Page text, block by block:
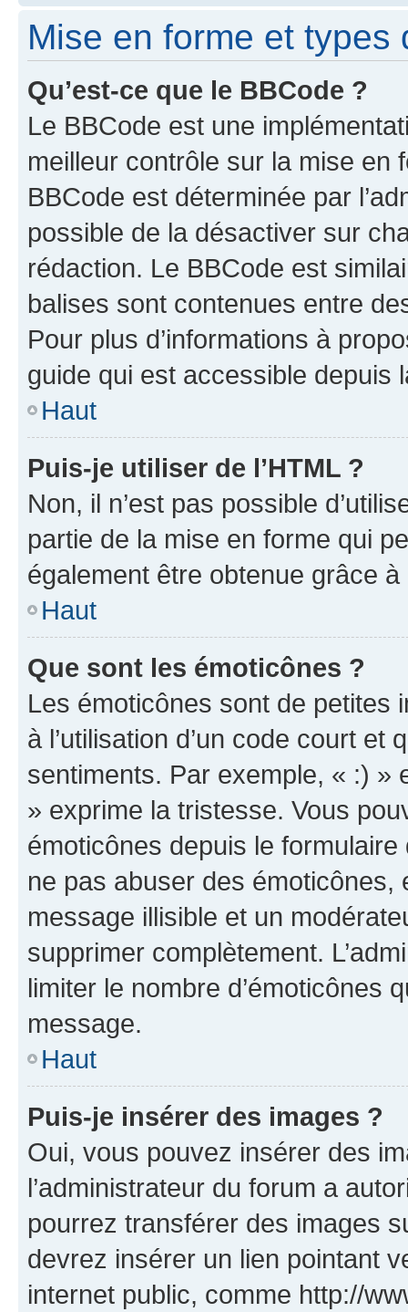
Mise en forme et types
Qu’est-ce que le BBCode ?
Le BBCode est une
meilleur contrôle sur la mise en
BBCode est déterminée par
possible de la désactiver sur
rédaction. Le BBCode est
balises sont contenues entre
Pour plus d’informations à
guide qui est accessible depuis
Haut
Puis-je utiliser de l’HTML ?
Non, il n’est pas possible
partie de la mise en forme qui
également être obtenue grâce à
Haut
Que sont les émoticônes ?
Les émoticônes sont de petites
à l’utilisation d’un code court et
sentiments. Par exemple, « :) »
» exprime la tristesse. Vous
émoticônes depuis le
ne pas abuser des
message illisible et un
supprimer complètement.
limiter le nombre d’émoticônes
message.
Haut
Puis-je insérer des images ?
Oui, vous pouvez insérer des
l’administrateur du forum a
pourrez transférer des images
devrez insérer un lien pointant
internet public, comme http://